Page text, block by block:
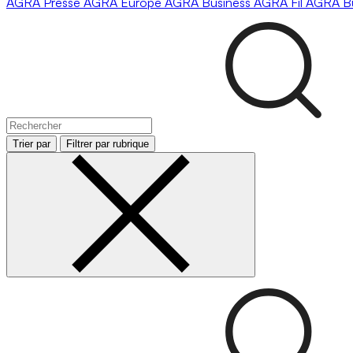
Trier par Filtrer par rubrique